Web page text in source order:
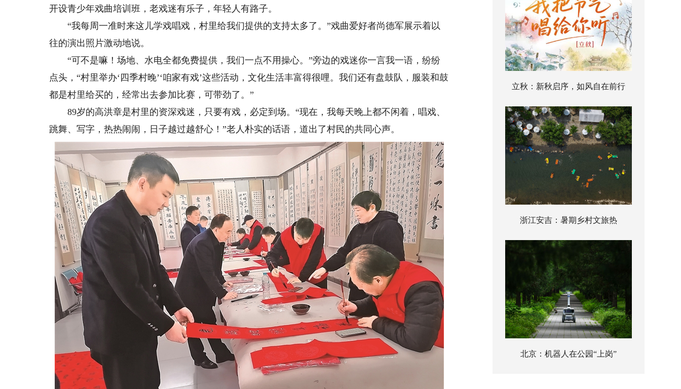
开设青少年戏曲培训班，老戏迷有乐子，年轻人有路子。
“我每周一准时来这儿学戏唱戏，村里给我们提供的支持太多了。”戏曲爱好者尚德军展示着以
往的演出照片激动地说。
“可不是嘛！场地、水电全都免费提供，我们一点不用操心。”旁边的戏迷你一言我一语，纷纷
点头，“村里举办‘四季村晚’‘咱家有戏’这些活动，文化生活丰富得很哩。我们还有盘鼓队，服装和鼓
都是村里给买的，经常出去参加比赛，可带劲了。”
89岁的高洪章是村里的资深戏迷，只要有戏，必定到场。“现在，我每天晚上都不闲着，唱戏、
跳舞、写字，热热闹闹，日子越过越舒心！”老人朴实的话语，道出了村民的共同心声。
立秋：新秋启序，如风自在前行
浙江安吉：暑期乡村文旅热
北京：机器人在公园“上岗”